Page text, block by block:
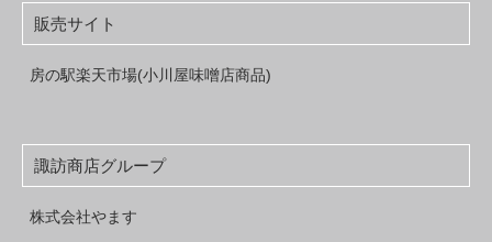
販売サイト
房の駅楽天市場(小川屋味噌店商品)
諏訪商店グループ
株式会社やます